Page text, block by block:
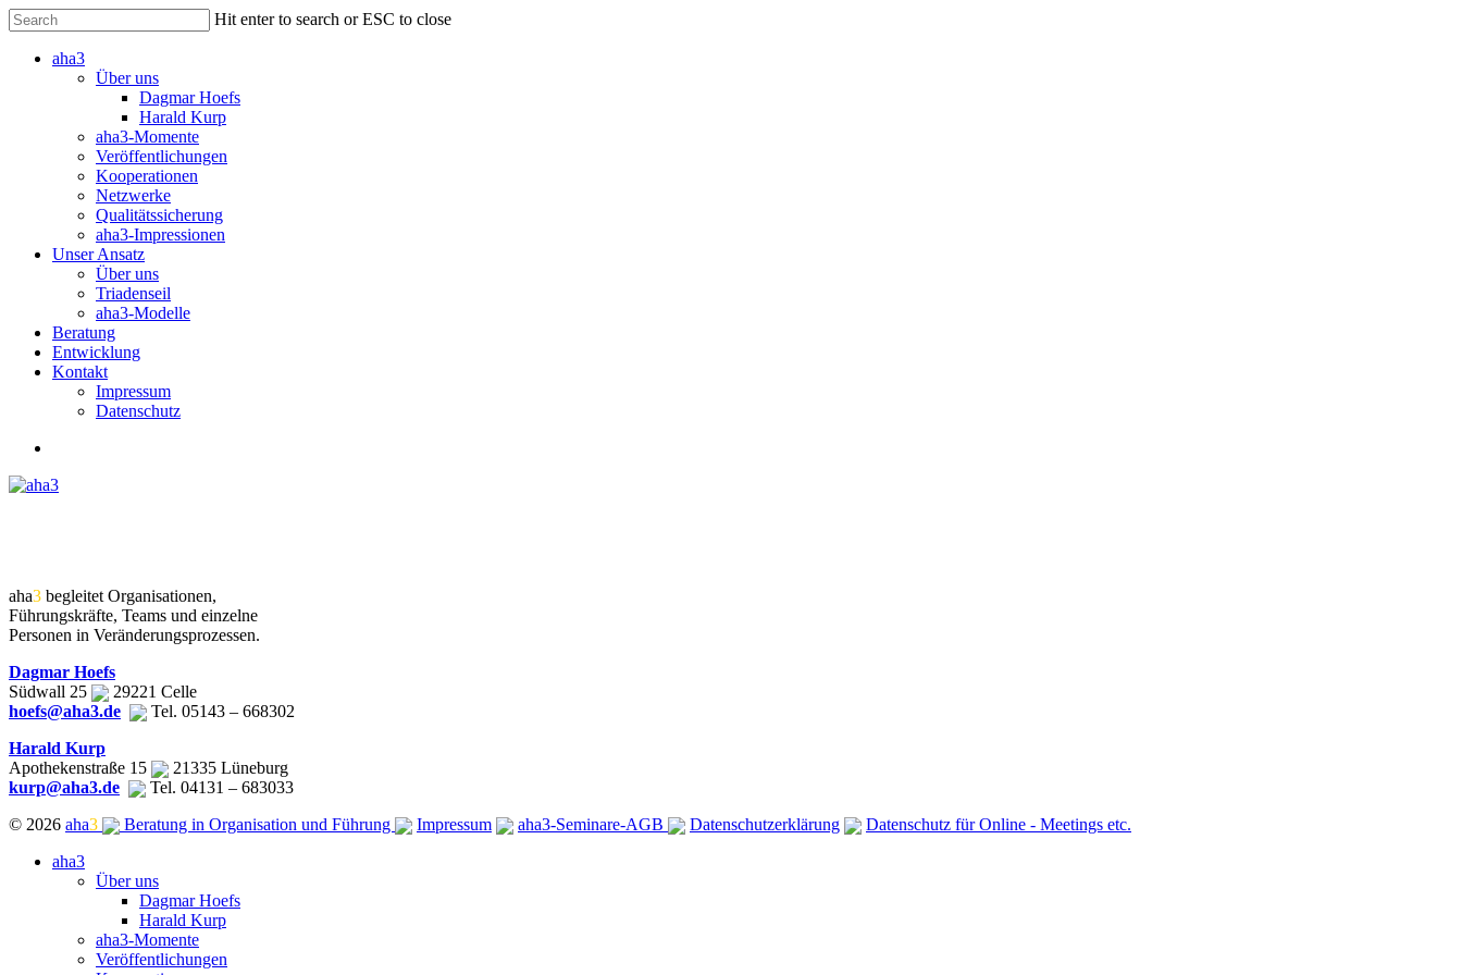
Skip
to
main
Hit enter to search or ESC to close
Searchaha3
Über uns
Dagmar Hoefs
Harald Kurp
aha3-Momente
Veröffentlichungen
Kooperationen
Netzwerke
Qualitätssicherung
aha3-Impressionen
Unser Ansatz
Über uns
Triadenseil
aha3-Modelle
Beratung
Entwicklung
Kontakt
Impressum
Datenschutz
aha3 begleitet Organisationen,
Führungskräfte, Teams und einzelne
Personen in Veränderungsprozessen.
Dagmar Hoefs
Südwall 25
29221 Celle
hoefs@aha3.de
Tel. 05143 – 668302
Harald Kurp
Apothekenstraße 15
21335 Lüneburg
kurp@aha3.de
Tel. 04131 – 683033
© 2026 aha3 Beratung in Organisation und Führung Impressum aha3-Seminare-AGB Datenschutzerklärung
Datenschutz für Online - Meetings etc.
Close
aha3
Über uns
Dagmar Hoefs
Harald Kurp
aha3-Momente
Veröffentlichungen